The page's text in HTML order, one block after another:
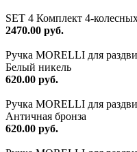
SET 4 Комплект 4-
2470.00 руб.
Ручка MORELLI для
Белый никель
620.00 руб.
Ручка MORELLI для
Античная бронза
620.00 руб.